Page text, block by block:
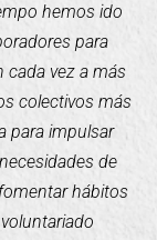
hemos ido
para
cada vez a más
colectivos más
para impulsar
de
hábitos